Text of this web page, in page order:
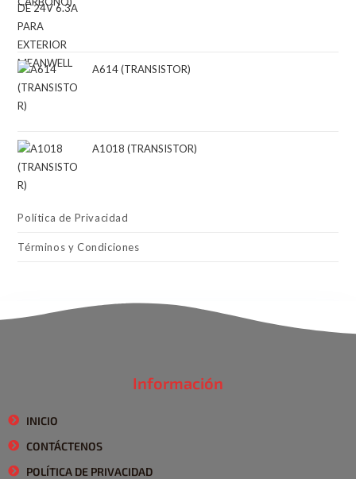
A614 (TRANSISTOR)
A1018 (TRANSISTOR)
Política de Privacidad
Términos y Condiciones
Información
INICIO
CONTÁCTENOS
POLÍTICA DE PRIVACIDAD